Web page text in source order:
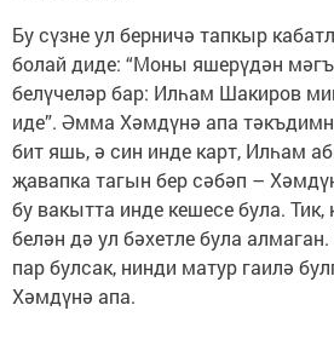
Бу сүзне ул берничә тапкыр
болай диде: “Моны яшерүдән
белүчеләр бар: Илһам Шакиров
иде”. Әмма Хәмдүнә апа
бит яшь, ә син инде карт, Илһам
җавапка тагын бер сәбәп –
бу вакытта инде кешесе була.
белән дә ул бәхетле була
пар булсак, нинди матур гаилә
Хәмдүнә апа.